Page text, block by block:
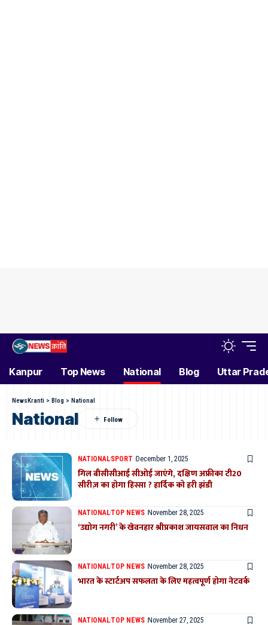
Kanpur Top News National Blog Uttar
NewsKranti > Blog > National
National
NATIONALSPORT December 1, 2025
गिल बीसीसीआई सीओई जाएंगे, दक्षिण अफ्रीका टी20
सीरीज़ का होगा हिस्सा ? हार्दिक को हरी झंडी
NATIONALTOP NEWS November 28, 2025
‘उद्योग नगरी’ के खेवनहार श्रीप्रकाश जायसवाल का निधन
NATIONALTOP NEWS November 28, 2025
भारत के स्टार्टअप सफलता के लिए महत्वपूर्ण होगा नेटवर्क
NATIONALTOP NEWS November 27, 2025